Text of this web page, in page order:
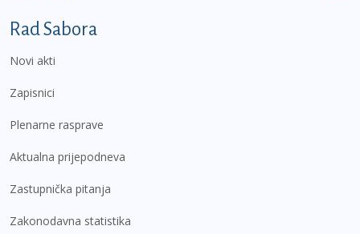
Podnožje prvi izbornik
Rad Sabora
Novi akti
Zapisnici
Plenarne rasprave
Aktualna prijepodneva
Zastupnička pitanja
Zakonodavna statistika